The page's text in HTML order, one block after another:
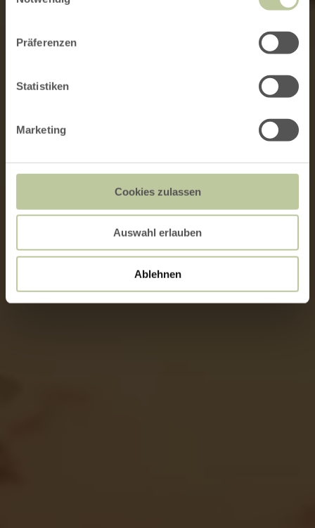
Präferenzen
Statistiken
Marketing
Cookies zulassen
Auswahl erlauben
Ablehnen